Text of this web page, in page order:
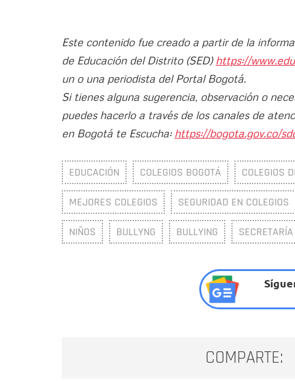
Este contenido fue creado a partir de la
de Educación del Distrito (SED) https://
un o una periodista del Portal Bogotá.
Si tienes alguna sugerencia, observación o
puedes hacerlo a través de los canales de
en Bogotá te Escucha: https://bogota.gov.co/
EDUCACIÓN COLEGIOS BOGOTÁ COLEGIOS
MEJORES COLEGIOS SEGURIDAD EN COLEGIOS
NIÑOS BULLYNG BULLYING
COMPARTE: